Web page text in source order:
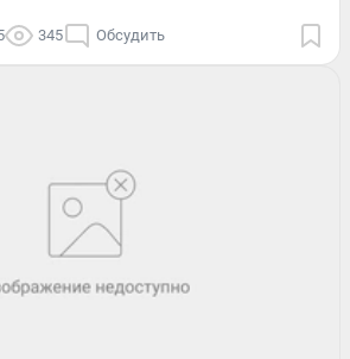
345 Обсудить